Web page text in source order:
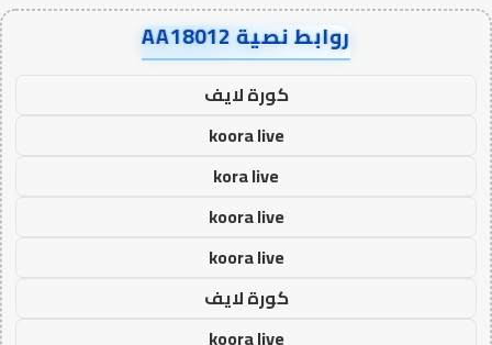
روابط نصية AA18012
كورة لايف
koora live
kora live
koora live
koora live
كورة لايف